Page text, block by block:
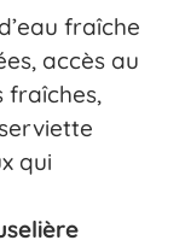
fraîche
accès au
fraîches,
qui